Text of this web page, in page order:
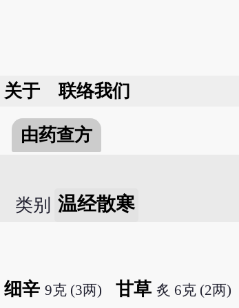
关于 联络我们
由药查方
类别 温经散寒
细辛 9克 (3两) 甘草 炙 6克 (2两)